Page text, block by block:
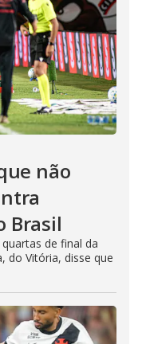
não
Brasil
de final da
do Vitória, disse que